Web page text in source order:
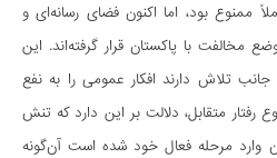
ممنوع بود، اما اکنون فضای رسانه‌ای و
مخالفت با پاکستان قرار گرفته‌اند. این
تلاش دارند افکار عمومی را به نفع
رفتار متقابل، دلالت بر این دارد که تنش
وارد مرحله‌ فعال خود شده است آن‌گونه